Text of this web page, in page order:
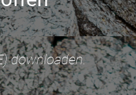
downloaden.